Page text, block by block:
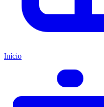
Início